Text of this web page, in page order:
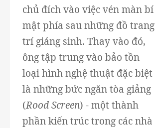
chủ đích vào việc vén màn bí
mật phía sau những đồ trang
trí giáng sinh. Thay vào đó,
ông tập trung vào bảo tồn
loại hình nghệ thuật đặc biệt
là những bức ngăn tòa giảng
(Rood Screen) - một thành
phần kiến trúc trong các nhà